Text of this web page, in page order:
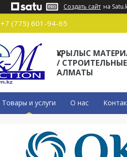
Создать сайт на
+7 (775) 601-94-65
ҚҰРЫЛЫС
/
АЛМАТЫ
Товары и услуги О нас